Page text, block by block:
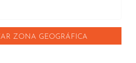
ZONA GEOGRÁFICA